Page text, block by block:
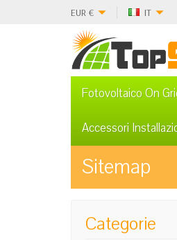
EUR € IT
Fotovoltaico On
Accessori
Sitemap
Categorie